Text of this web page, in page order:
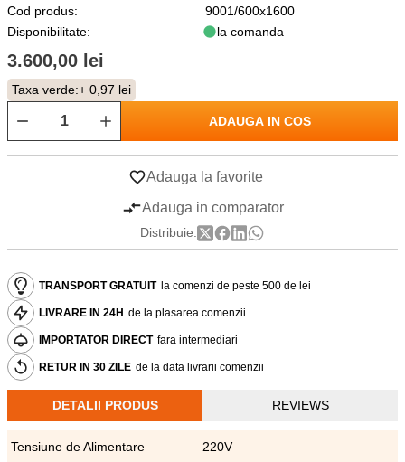
Cod produs:
9001/600x1600
Disponibilitate:
la comanda
3.600,00 lei
Taxa verde:+ 0,97 lei
ADAUGA IN COS
Adauga la favorite
Adauga in comparator
Distribuie:
TRANSPORT GRATUIT la comenzi de peste 500 de lei
LIVRARE IN 24H de la plasarea comenzii
IMPORTATOR DIRECT fara intermediari
RETUR IN 30 ZILE de la data livrarii comenzii
DETALII PRODUS REVIEWS
Tensiune de Alimentare 220V